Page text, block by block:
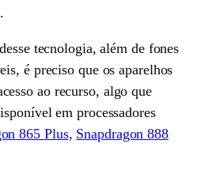
tecnologia, além de fones
é preciso que os aparelhos
ao recurso, algo que
em processadores
865 Plus, Snapdragon 888